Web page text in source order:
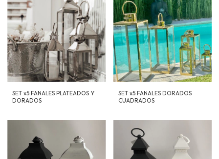
SET x5 FANALES PLATEADOS Y
DORADOS
SET x5 FANALES DORADOS
CUADRADOS